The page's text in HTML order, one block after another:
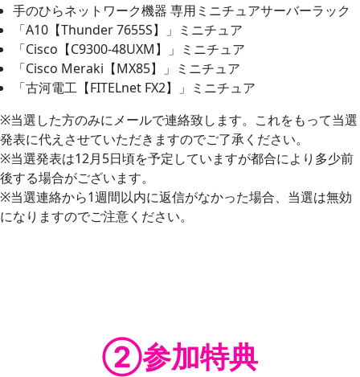
手のひらネットワーク機器 専用ミニチュアサーバーラック
「A10【Thunder 7655S】」ミニチュア
「Cisco【C9300-48UXM】」ミニチュア
「Cisco Meraki【MX85】」ミニチュア
「古河電工【FITELnet FX2】」ミニチュア
※当選した方のみにメールで連絡致します。これをもって当選
発表に代えさせていただきますのでご了承ください。
※当選発表は12月5日頃を予定していますが都合により多少前
後する場合がございます。
※当選連絡から1週間以内に返信がなかった場合、当選は無効
になりますのでご注意ください。
②参加特典